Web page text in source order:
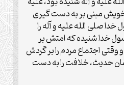
خویش مبنی بر به دست گیری
صلی الله علیه و آله را
خدا شنیده که امتش بر
اجتماع مردم را بر گردش
حدیث، خلافت را به دست